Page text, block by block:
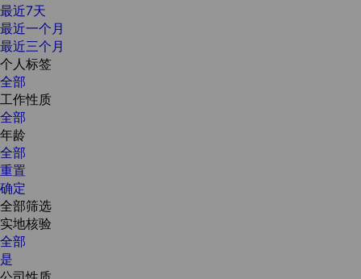
最近7天
最近一个月
最近三个月
个人标签
全部
工作性质
全部
年龄
全部
重置
确定
全部筛选
实地核验
全部
是